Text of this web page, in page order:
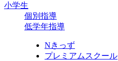
小学生
個別指導
低学年指導
Nきっず
プレミアムスクール